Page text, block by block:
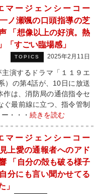
マージェンシーコー
ノ瀬颯の口頭指導の芝
「想像以上の好演。熱
「すごい臨場感」
TOPICS 2025年2月11日
演するドラマ「１１９エ
）の第4話が、10日に放送
は、消防局の通信指令セ
ぐ最前線に立つ、指令管制
・・・ 続きを読む
マージェンシーコー
上愛の通報者へのアド
「自分の殻も破る様子
分にも言い聞かせてる
」